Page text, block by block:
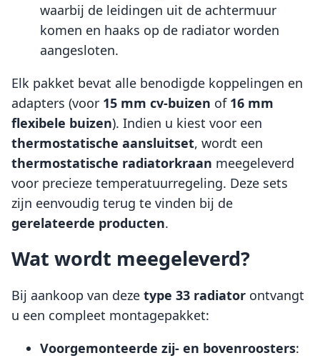
waarbij de leidingen uit de achtermuur
komen en haaks op de radiator worden
aangesloten.
Elk pakket bevat alle benodigde koppelingen en
adapters (voor 15 mm cv-buizen of 16 mm
flexibele buizen). Indien u kiest voor een
thermostatische aansluitset, wordt een
thermostatische radiatorkraan meegeleverd
voor precieze temperatuurregeling. Deze sets
zijn eenvoudig terug te vinden bij de
gerelateerde producten.
Wat wordt meegeleverd?
Bij aankoop van deze type 33 radiator ontvangt
u een compleet montagepakket:
Voorgemonteerde zij- en bovenroosters: